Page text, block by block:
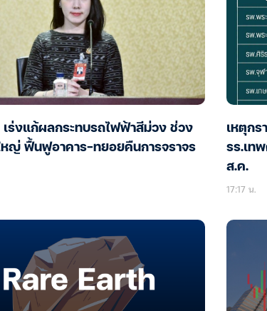
ร่งแก้ผลกระทบรถไฟฟ้าสีม่วง ช่วง
หญ่ ฟื้นฟูอาคาร-ทยอยคืนการจราจร
เหตุกร
รร.เท
ส.ค.
17:17 น.